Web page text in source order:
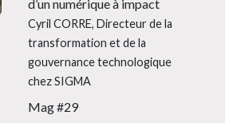
d’un numérique à impact
Cyril CORRE, Directeur de la
transformation et de la
gouvernance technologique
chez SIGMA
Mag #29